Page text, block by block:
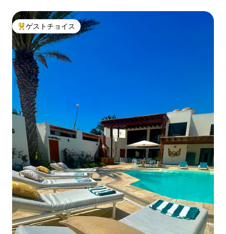
大好評のゲストチョイスです。
ゲストチョイス